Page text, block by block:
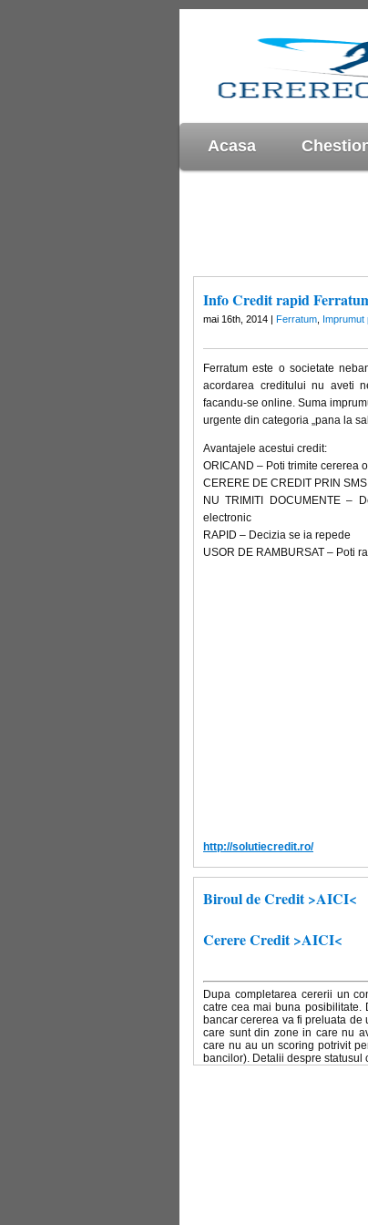
Acasa
Info Credit rapid
mai 16th, 2014 | Ferratum Imprumut
Ferratum este o societate
acordarea creditului nu aveti
facandu-se online. Suma
urgente din categoria „pana la
Avantajele acestui credit:
ORICAND – Poti trimite cererea
CERERE DE CREDIT PRIN
NU TRIMITI DOCUMENTE –
electronic
RAPID – Decizia se ia repede
USOR DE RAMBURSAT – Poti
http://solutiecredit.ro/
Biroul de Credit >AICI<
Cerere Credit >AICI<
Dupa completarea cererii un
catre cea mai buna posibilitate.
bancar cererea va fi preluata de
care sunt din zone in care nu
care nu au un scoring potrivit
bancilor). Detalii despre statusul